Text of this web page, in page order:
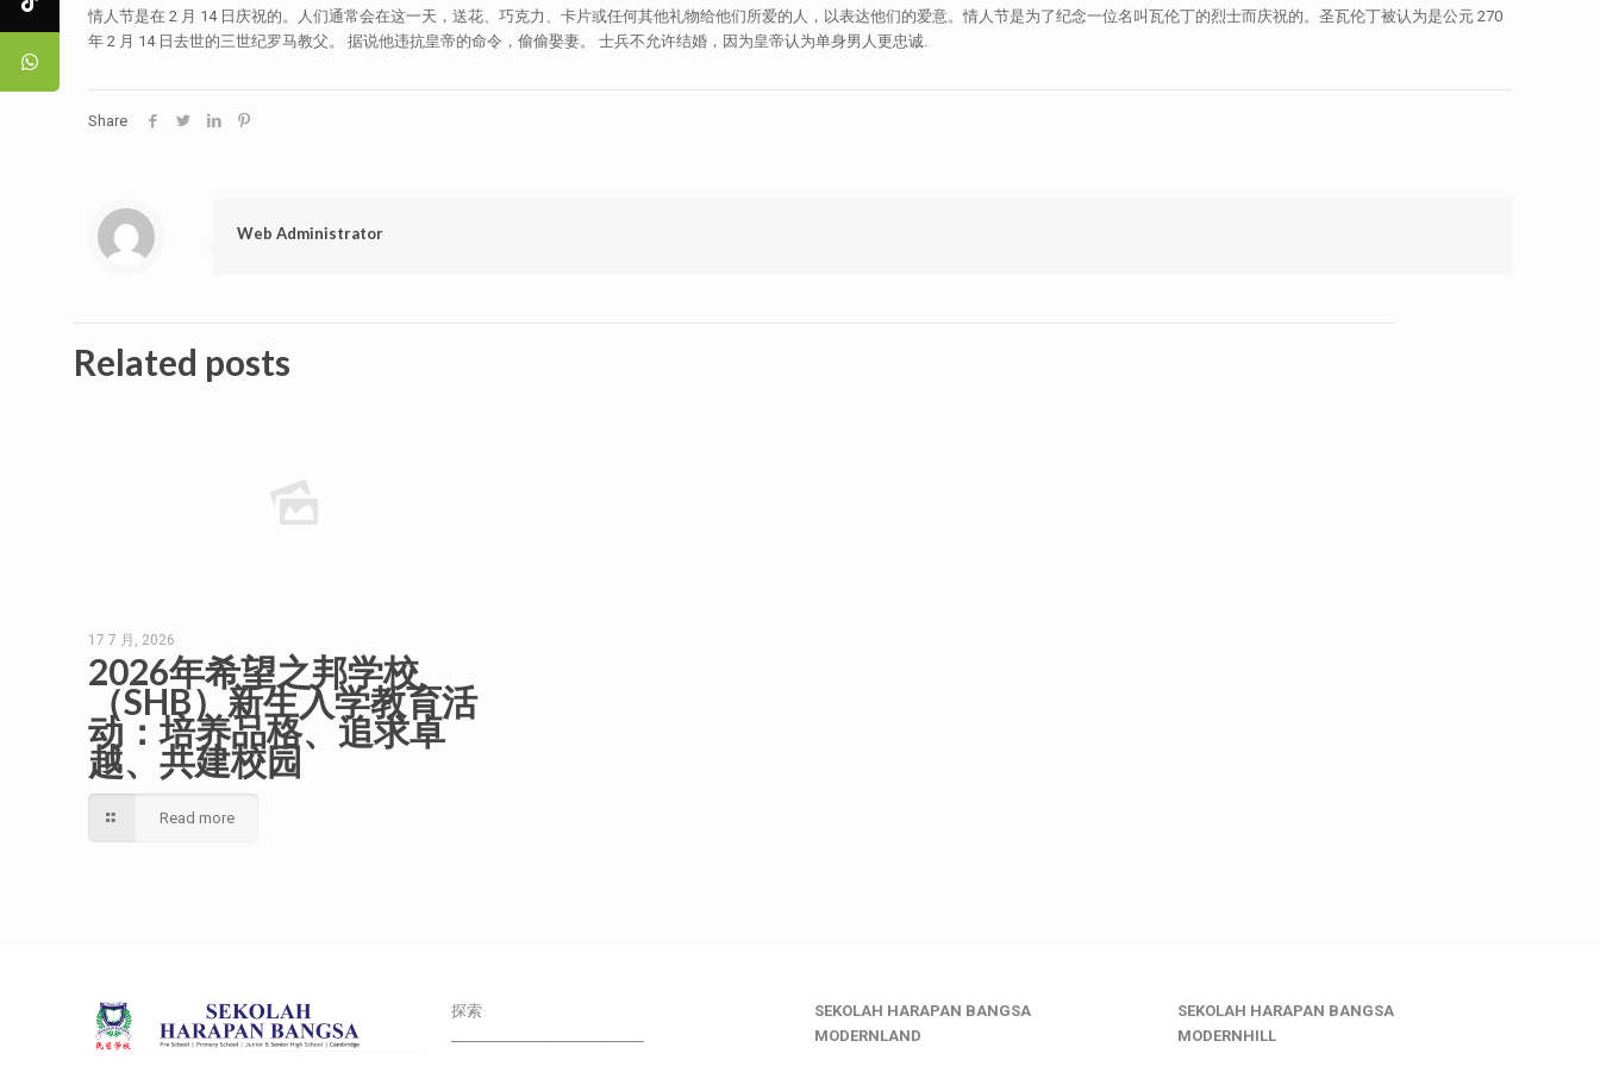
情人节是在 2 月 14 日庆祝的。人们通常会在这一天，送花、巧克力、卡片或任何其他礼物给他们所爱的人，以表达他们的爱意。情人节是为了纪念一位名叫瓦伦丁的烈士而庆祝的。圣瓦伦丁被认为是公元 270
年 2 月 14 日去世的三世纪罗马教父。 据说他违抗皇帝的命令，偷偷娶妻。 士兵不允许结婚，因为皇帝认为单身男人更忠诚.
Share
Web Administrator
Related posts
17 7 月, 2026
2026年希望之邦学校
（SHB）新生入学教育活
动：培养品格、追求卓
越、共建校园
Read more
探索
SEKOLAH HARAPAN BANGSA
MODERNLAND
SEKOLAH HARAPAN BANGSA
MODERNHILL